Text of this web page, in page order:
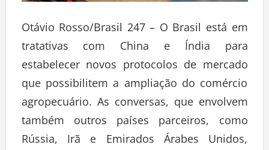
Otávio Rosso/Brasil 247 – O Brasil está em
tratativas com China e Índia para
estabelecer novos protocolos de mercado
que possibilitem a ampliação do comércio
agropecuário. As conversas, que envolvem
também outros países parceiros, como
Rússia, Irã e Emirados Árabes Unidos,